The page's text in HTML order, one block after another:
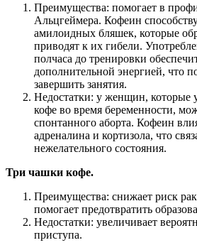
Преимущества: помогает в
Альцгеймера. Кофеин
амилоидных бляшек, которые
приводят к их гибели.
полчаса до тренировки
дополнительной энергией, что
завершить занятия.
Недостатки: у женщин, которые
кофе во время беременности,
спонтанного аборта. Кофеин
адреналина и кортизола, что
нежелательного состояния.
Три чашки кофе.
Преимущества: снижает риск
помогает предотвратить
Недостатки: увеличивает
приступа.